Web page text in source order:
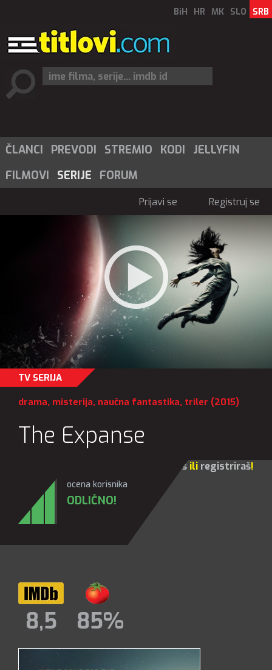
BiH HR MK SLO SRB
ČLANCI PREVODI STREMIO KODI
JELLYFIN
FILMOVI
SERIJE FORUM
Prijavi se Registruj se
TV SERIJA
drama, misterija, naučna fantastika, triler (2015)
The Expanse
prijaviš ili registriraš!
ocena korisnika
ODLIČNO!
8,5 85%